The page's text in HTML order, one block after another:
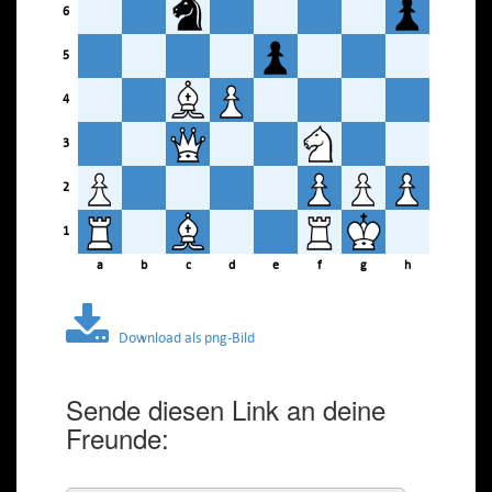
6
5
4
3
2
1
a b c d e f g h
Download als png-Bild
Sende diesen Link an deine
Freunde: